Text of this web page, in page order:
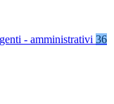
- amministrativi 36